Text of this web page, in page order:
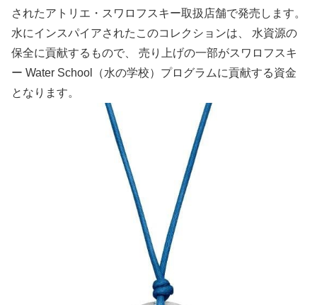
されたアトリエ・スワロフスキー取扱店舗で発売します。
水にインスパイアされたこのコレクションは、 水資源の
保全に貢献するもので、 売り上げの一部がスワロフスキ
ー Water School（水の学校）プログラムに貢献する資金
となります。